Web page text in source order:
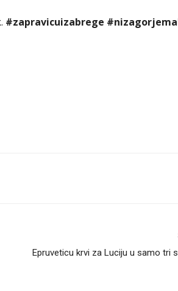
#zapravicuizabrege
Epruveticu krvi za Luciju u samo tri